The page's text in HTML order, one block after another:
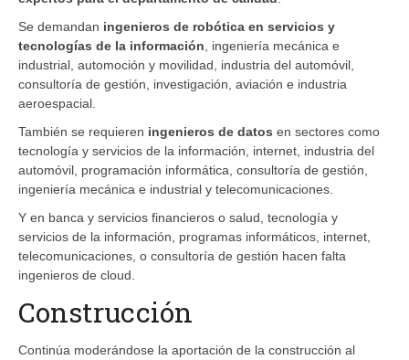
Se demandan ingenieros de robótica en servicios y
tecnologías de la información , ingeniería mecánica e
industrial, automoción y movilidad, industria del automóvil,
consultoría de gestión, investigación, aviación e industria
aeroespacial.
También se requieren ingenieros de datos en sectores como
tecnología y servicios de la información, internet, industria del
automóvil, programación informática, consultoría de gestión,
ingeniería mecánica e industrial y telecomunicaciones.
Y en banca y servicios financieros o salud, tecnología y
servicios de la información, programas informáticos, internet,
telecomunicaciones, o consultoría de gestión hacen falta
ingenieros de cloud.
Construcción
Continúa moderándose la aportación de la construcción al